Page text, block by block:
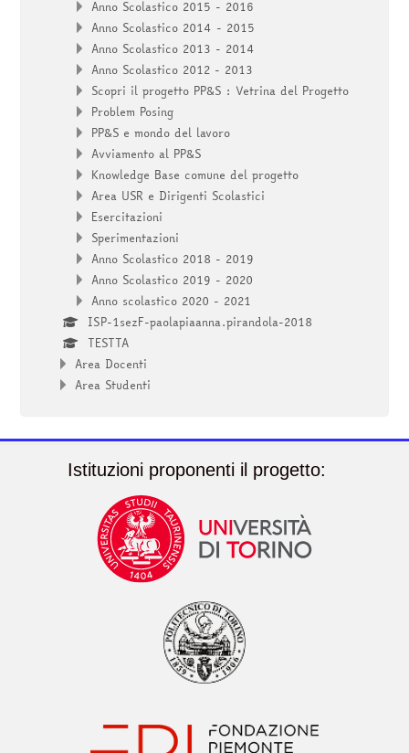
Anno Scolastico 2015 - 2016
Anno Scolastico 2014 - 2015
Anno Scolastico 2013 - 2014
Anno Scolastico 2012 - 2013
Scopri il progetto PP&S : Vetrina del Progetto
Problem Posing
PP&S e mondo del lavoro
Avviamento al PP&S
Knowledge Base comune del progetto
Area USR e Dirigenti Scolastici
Esercitazioni
Sperimentazioni
Anno Scolastico 2018 - 2019
Anno Scolastico 2019 - 2020
Anno scolastico 2020 - 2021
ISP-1sezF-paolapiaanna.pirandola-2018
TESTTA
Area Docenti
Area Studenti
Istituzioni proponenti il progetto: